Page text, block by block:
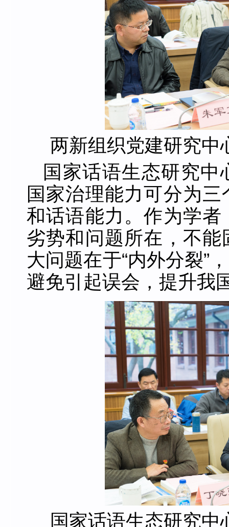
两新组织党建研究中
国家话语生态研究
国家治理能力可分为
和话语能力。作为学
劣势和问题所在，不
大问题在于“内外分裂”
避免引起误会，提升我
国家话语生态研究